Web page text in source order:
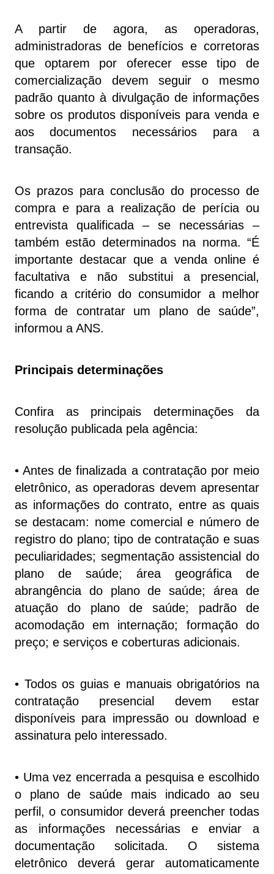
A partir de agora, as operadoras,
administradoras de benefícios e corretoras
que optarem por oferecer esse tipo de
comercialização devem seguir o mesmo
padrão quanto à divulgação de informações
sobre os produtos disponíveis para venda e
aos documentos necessários para a
transação.
Os prazos para conclusão do processo de
compra e para a realização de perícia ou
entrevista qualificada – se necessárias –
também estão determinados na norma. “É
importante destacar que a venda online é
facultativa e não substitui a presencial,
ficando a critério do consumidor a melhor
forma de contratar um plano de saúde”,
informou a ANS.
Principais determinações
Confira as principais determinações da
resolução publicada pela agência:
• Antes de finalizada a contratação por meio
eletrônico, as operadoras devem apresentar
as informações do contrato, entre as quais
se destacam: nome comercial e número de
registro do plano; tipo de contratação e suas
peculiaridades; segmentação assistencial do
plano de saúde; área geográfica de
abrangência do plano de saúde; área de
atuação do plano de saúde; padrão de
acomodação em internação; formação do
preço; e serviços e coberturas adicionais.
• Todos os guias e manuais obrigatórios na
contratação presencial devem estar
disponíveis para impressão ou download e
assinatura pelo interessado.
• Uma vez encerrada a pesquisa e escolhido
o plano de saúde mais indicado ao seu
perfil, o consumidor deverá preencher todas
as informações necessárias e enviar a
documentação solicitada. O sistema
eletrônico deverá gerar automaticamente